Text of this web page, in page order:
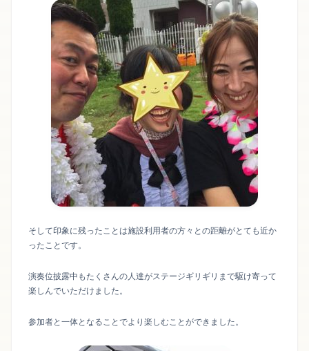
そして印象に残ったことは施設利用者の方々との距離がとても近か
ったことです。
演奏位披露中もたくさんの人達がステージギリギリまで駆け寄って
楽しんでいただけました。
参加者と一体となることでより楽しむことができました。